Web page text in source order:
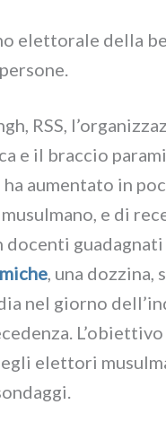
elet­to­ra­le del­la
RSS,
e il brac­cio
aumen­ta­to in
e di
, una doz­zi­na,
nel gior­no
elet­to­ri